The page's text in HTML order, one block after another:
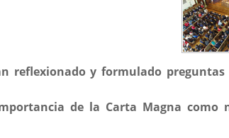
reflexionado y formulado
de la Carta Magna como